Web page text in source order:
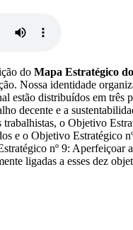
do Mapa Estratégico
Nossa identidade
estão distribuídos em três
decente e a
o Objetivo
e o Objetivo Estratégico
nº 9:
ligadas a esses dez